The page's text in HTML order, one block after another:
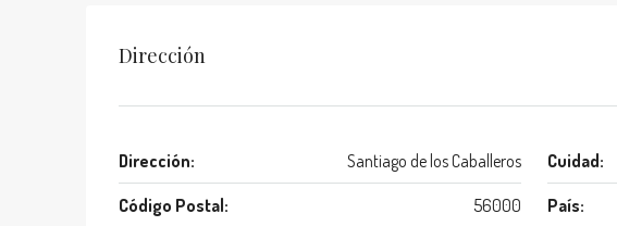
Dirección
Dirección: Santiago de los Caballeros Cuidad:
Código Postal: 56000 País: